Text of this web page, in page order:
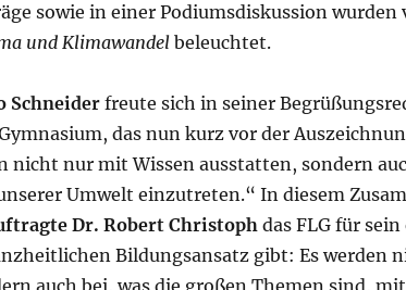
sowie in einer Podiumsdiskussion
und Klimawandel beleuchtet.
Schneider freute sich in seiner
das nun kurz vor der
nicht nur mit Wissen ausstatten, sondern
Umwelt einzutreten.“ In diesem
Dr. Robert Christoph das FLG für
Bildungsansatz gibt: Es
auch bei, was die großen Themen sind,